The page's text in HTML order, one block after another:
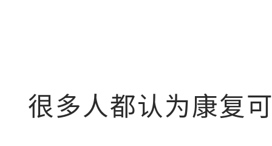
很多人都认为康复